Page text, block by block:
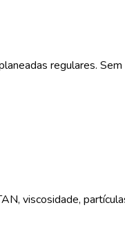
regulares.
viscosidade,